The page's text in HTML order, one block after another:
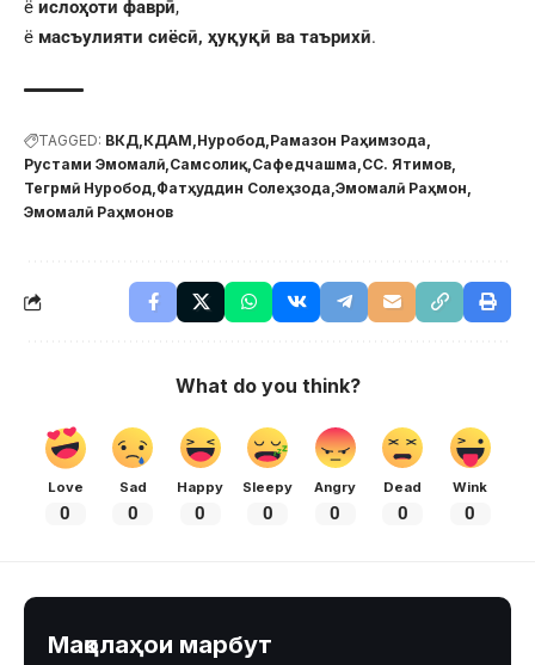
ё ислоҳоти фаврӣ,
ё масъулияти сиёсӣ, ҳуқуқӣ ва таърихӣ.
TAGGED: ВКД КДАМ Нуробод Рамазон Раҳимзода
Рустами Эмомалӣ Самсолиқ Сафедчашма СС. Ятимов
Тегрмӣ Нуробод Фатҳуддин Солеҳзода Эмомалӣ Раҳмон
Эмомалӣ Раҳмонов
What do you think?
Love
0
Sad
0
Happy
0
Sleepy
0
Angry
0
Dead
0
Wink
0
Мақолаҳои марбут